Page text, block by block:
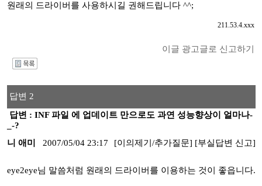
원래의 드라이버를 사용하시길 권해드립니다 ^^;
211.53.4.xxx
이글 광고글로 신고하기
답변 2
답변 : INF 파일 에 업데이트 만으로도 과연 성능향상이 얼마나-
_-?
니 애미
2007/05/04 23:17 [이의제기/추가질문] [부실답변 신고]
eye2eye님 말씀처럼 원래의 드라이버를 이용하는 것이 좋읍니다.